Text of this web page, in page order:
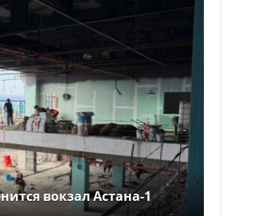
вокзал Астана-1